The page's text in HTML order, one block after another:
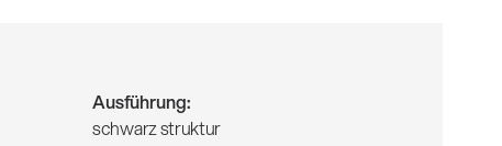
Ausführung:
schwarz struktur